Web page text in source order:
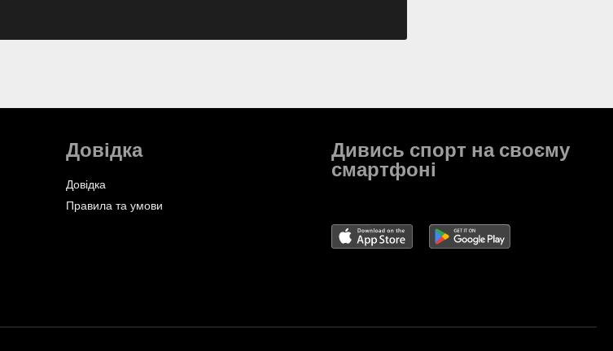
Довідка
Довідка
Правила та умови
Дивись спорт на своєму
смартфоні